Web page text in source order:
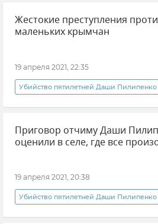
Жестокие преступления
маленьких крымчан
19 апреля 2021, 22:35
Убийство пятилетней Даши Пилипенко
Новости Общество
Приговор отчиму Даши
оценили в селе, где все
19 апреля 2021, 20:38
Убийство пятилетней Даши Пилипенко
Общество Новости